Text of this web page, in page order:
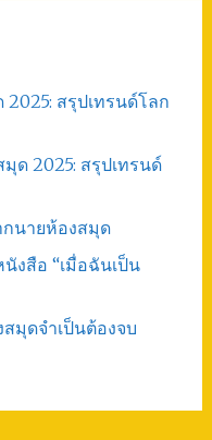
2025: สรุปเทรนด์โลก
มุด 2025: สรุปเทรนด์
กนายห้องสมุด
นังสือ “เมื่อฉันเป็น
มุดจำเป็นต้องจบ